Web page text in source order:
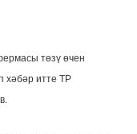
төзү өчен
хәбәр итте ТР